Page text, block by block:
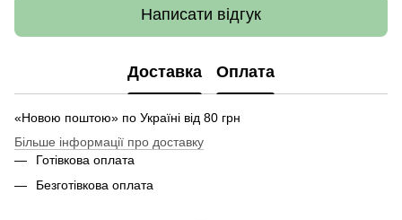
Написати відгук
Доставка Оплата
«Новою поштою» по Україні від 80 грн
Більше інформації про доставку
Готівкова оплата
Безготівкова оплата